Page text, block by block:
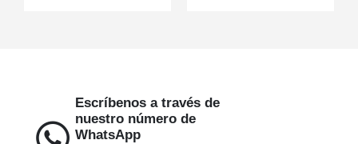
Escríbenos a través de
nuestro número de
WhatsApp